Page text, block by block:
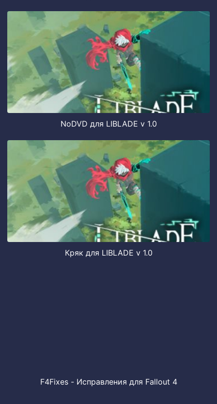
NoDVD для LIBLADE v 1.0
Кряк для LIBLADE v 1.0
F4Fixes - Исправления для Fallout 4